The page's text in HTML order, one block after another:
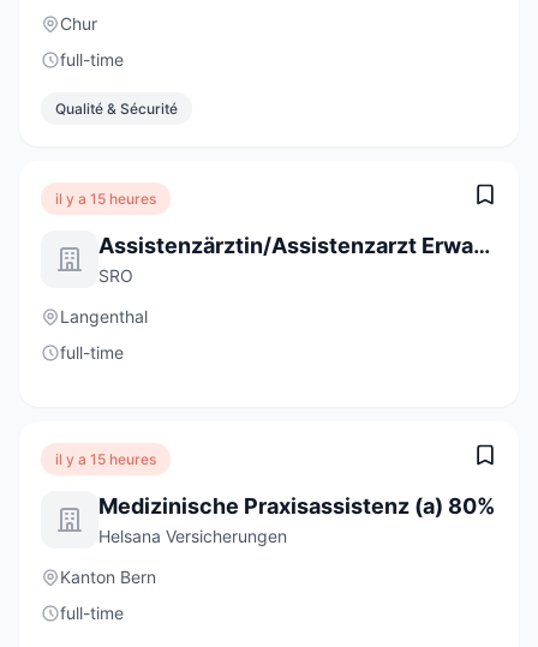
Chur
full-time
Qualité & Sécurité
il y a 15 heures
Assistenzärztin/Assistenzarzt Erwachsenenpsychiatrie Ambulatorium 80 - 100 %
SRO
Langenthal
full-time
il y a 15 heures
Medizinische Praxisassistenz (a) 80%
Helsana Versicherungen
Kanton Bern
full-time